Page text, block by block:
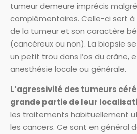
tumeur demeure imprécis
complémentaires. Celle-ci sert
de la tumeur et son caractère
(cancéreux ou non). La biopsie
un petit trou dans l’os du crâne,
anesthésie locale ou générale.
L’agressivité des tumeurs
grande partie de leur
les traitements habituellement
les cancers. Ce sont en général